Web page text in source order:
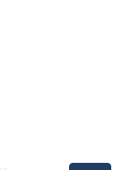
ÖIF-
und
auf die